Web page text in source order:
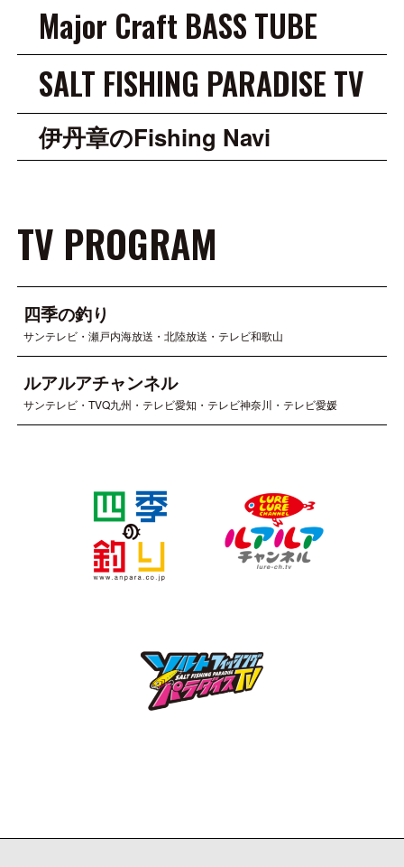
Major Craft BASS TUBE
SALT FISHING PARADISE TV
伊丹章のFishing Navi
TV PROGRAM
四季の釣り
サンテレビ・瀬戸内海放送・北陸放送・テレビ和歌山
ルアルアチャンネル
サンテレビ・TVQ九州・テレビ愛知・テレビ神奈川・テレビ愛媛